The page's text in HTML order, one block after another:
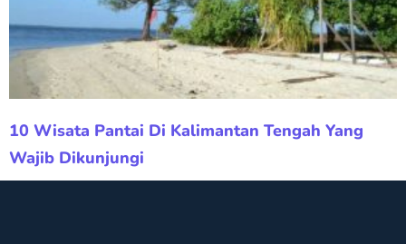
10 Wisata Pantai Di Kalimantan Tengah Yang
Wajib Dikunjungi